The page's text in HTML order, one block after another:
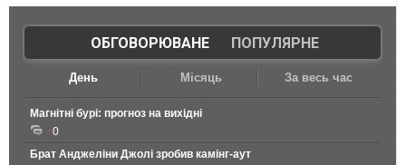
ОБГОВОРЮВАНЕ| ПОПУЛЯРНЕ
День Місяць За весь час
Магнітні бурі: прогноз на вихідні
0
Брат Анджеліни Джолі зробив камінг-аут